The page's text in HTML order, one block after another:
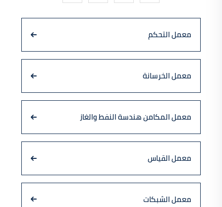
معمل التحكم
معمل الخرسانة
معمل المكامن هندسة النفط والغاز
معمل القياس
معمل الشبكات